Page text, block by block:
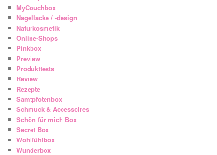
MyCouchbox
Nagellacke / -design
Naturkosmetik
Online-Shops
Pinkbox
Preview
Produkttests
Review
Rezepte
Samtpfotenbox
Schmuck & Accessoires
Schön für mich Box
Secret Box
Wohlfühlbox
Wunderbox